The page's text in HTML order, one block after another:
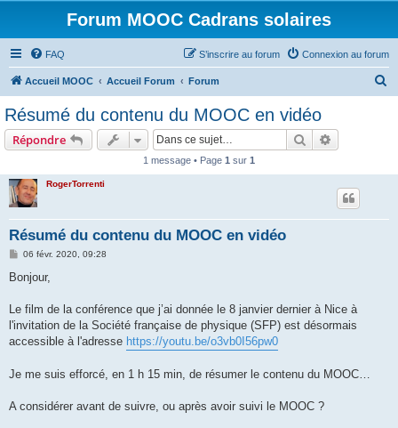
Forum MOOC Cadrans solaires
FAQ Connexion au forum
S’inscrire au forum
Accueil MOOC Accueil Forum Forum
Résumé du contenu du MOOC en vidéo
Répondre Rechercher
1 message • Page 1 sur 1
RogerTorrenti
Résumé du contenu du MOOC en vidéo
M
s
g
06 févr. 2020, 09:28
Bonjour,
Le film de la conférence que j’ai donnée le 8 janvier dernier à Nice à
l'invitation de la Société française de physique (SFP) est désormais
accessible à l'adresse https://youtu.be/o3vb0I56pw0
Je me suis efforcé, en 1 h 15 min, de résumer le contenu du MOOC…
A considérer avant de suivre, ou après avoir suivi le MOOC ?